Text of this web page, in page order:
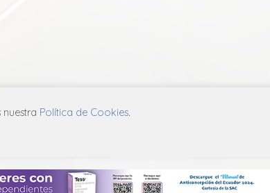
Política de Cookies.